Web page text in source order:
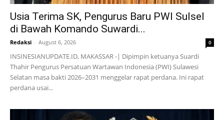
Usia Terima SK, Pengurus Baru PWI Sulsel
di Bawah Komando Suwardi...
Redaksi - August 6, 2026 0
INSINESIANUPDATE.ID, MAKASSAR -| Dipimpin ketuanya Suardi
Thahir Pengurus Persatuan Wartawan Indonesia (PWI) Sulawesi
Selatan masa bakti 2026–2031 menggelar rapat perdana. Ini rapat
perdana usai...